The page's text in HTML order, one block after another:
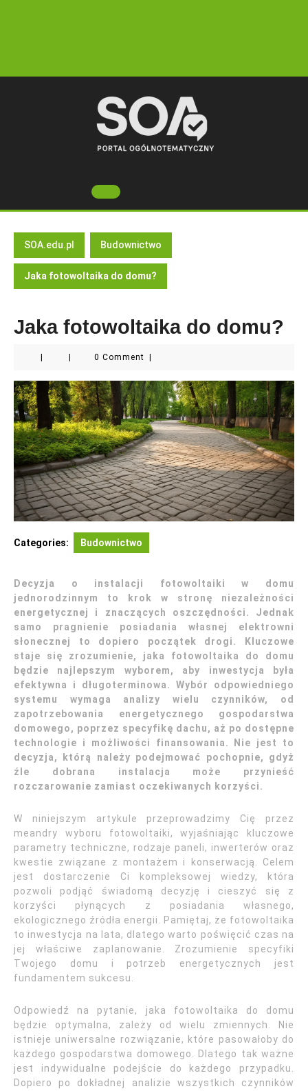
Open
Button
SOA.edu.pl Budownictwo
Jaka fotowoltaika do domu?
Jaka fotowoltaika do domu?
0 Comment
Categories: Budownictwo
Decyzja o instalacji fotowoltaiki w domu
jednorodzinnym to krok w stronę niezależności
energetycznej i znaczących oszczędności. Jednak
samo pragnienie posiadania własnej elektrowni
słonecznej to dopiero początek drogi. Kluczowe
staje się zrozumienie, jaka fotowoltaika do domu
będzie najlepszym wyborem, aby inwestycja była
efektywna i długoterminowa. Wybór odpowiedniego
systemu wymaga analizy wielu czynników, od
zapotrzebowania energetycznego gospodarstwa
domowego, poprzez specyfikę dachu, aż po dostępne
technologie i możliwości finansowania. Nie jest to
decyzja, którą należy podejmować pochopnie, gdyż
źle dobrana instalacja może przynieść
rozczarowanie zamiast oczekiwanych korzyści.
W niniejszym artykule przeprowadzimy Cię przez
meandry wyboru fotowoltaiki, wyjaśniając kluczowe
parametry techniczne, rodzaje paneli, inwerterów oraz
kwestie związane z montażem i konserwacją. Celem
jest dostarczenie Ci kompleksowej wiedzy, która
pozwoli podjąć świadomą decyzję i cieszyć się z
korzyści płynących z posiadania własnego,
ekologicznego źródła energii. Pamiętaj, że fotowoltaika
to inwestycja na lata, dlatego warto poświęcić czas na
jej właściwe zaplanowanie. Zrozumienie specyfiki
Twojego domu i potrzeb energetycznych jest
fundamentem sukcesu.
Odpowiedź na pytanie, jaka fotowoltaika do domu
będzie optymalna, zależy od wielu zmiennych. Nie
istnieje uniwersalne rozwiązanie, które pasowałoby do
każdego gospodarstwa domowego. Dlatego tak ważne
jest indywidualne podejście do każdego przypadku.
Dopiero po dokładnej analizie wszystkich czynników